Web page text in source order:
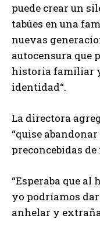
puede crear un
tabúes en una
nuevas
autocensura que
historia familiar
identidad“.
La directora
“quise
preconcebidas de
“Esperaba que
yo podríamos
anhelar y